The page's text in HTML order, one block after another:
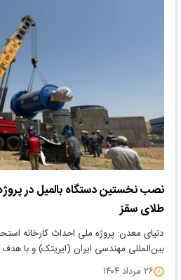
نصب نخستین دستگاه بالمیل در
طلای سقز
دنیای معدن: پروژه ملی احداث کارخانه
بین‌المللی مهندسی ایران (ایریتک) و با
۲۶ مرداد ۱۴۰۴